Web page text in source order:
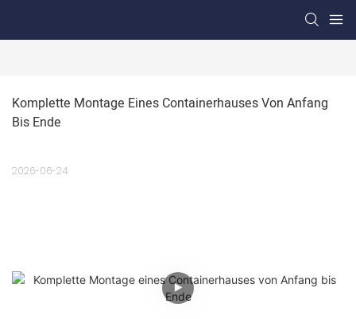
Komplette Montage Eines Containerhauses Von Anfang
Bis Ende
2026-06-24